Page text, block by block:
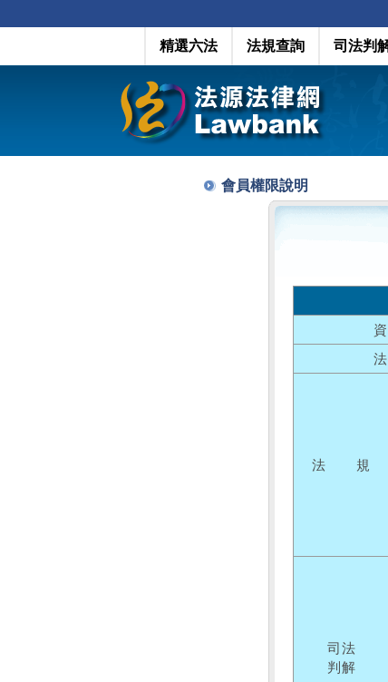
精選六法 法規查詢 司法判
會員權限說明
法 規
司法
判解